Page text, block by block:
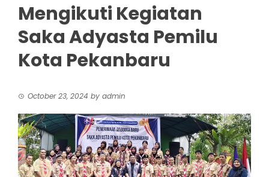
Mengikuti Kegiatan
Saka Adyasta Pemilu
Kota Pekanbaru
October 23, 2024 by admin